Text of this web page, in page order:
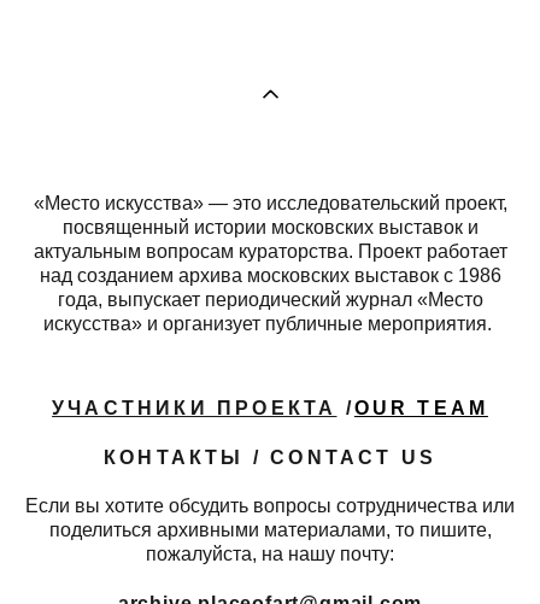
«Место искусства» — это исследовательский проект,
посвященный истории московских выставок и
актуальным вопросам кураторства. Проект работает
над созданием архива московских выставок с 1986
года, выпускает периодический журнал «Место
искусства» и организует публичные мероприятия.
УЧАСТНИКИ ПРОЕКТА /OUR TEAM
КОНТАКТЫ / CONTACT US
Если вы хотите обсудить вопросы сотрудничества или
поделиться архивными материалами, то пишите,
пожалуйста, на нашу почту: